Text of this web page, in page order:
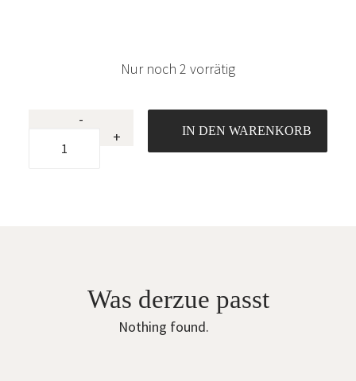
Nur noch 2 vorrätig
Mantel
«Lyblingsmantel»
quantity
-
+
IN DEN WARENKORB
Was derzue passt
Nothing found.